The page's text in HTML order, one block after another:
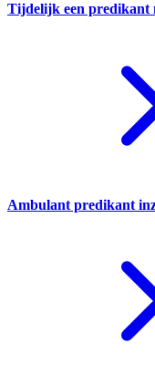
Tijdelijk een predikant
Ambulant predikant